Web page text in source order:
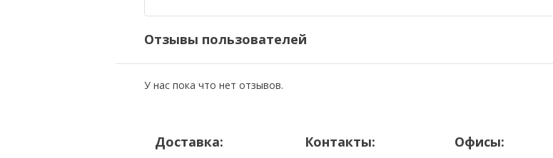
Отзывы пользователей
У нас пока что нет отзывов.
Доставка: Контакты: Офисы: